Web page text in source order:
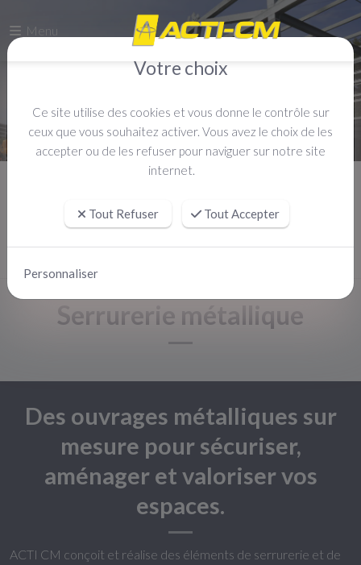
Menu
Serrurerie métallique
Des ouvrages métalliques sur
mesure pour sécuriser,
aménager et valoriser vos
espaces.
ACTI CM conçoit et réalise des éléments de serrurerie et de
Votre choix
Ce site utilise des cookies et vous donne le contrôle sur
ceux que vous souhaitez activer. Vous avez le choix de les
accepter ou de les refuser pour naviguer sur notre site
internet.
Tout Refuser Tout Accepter
Personnaliser